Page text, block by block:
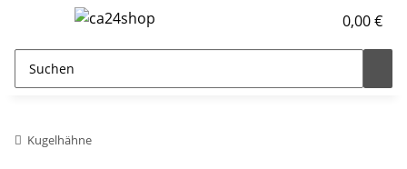
0,00 €
Kugelhähne